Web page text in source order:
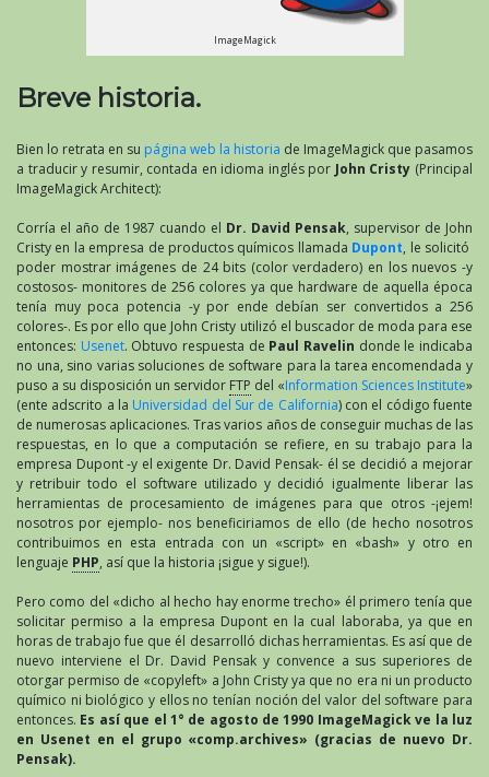
ImageMagick
Breve historia.
Bien lo retrata en su página web la historia de ImageMagick que pasamos
a traducir y resumir, contada en idioma inglés por John Cristy (Principal
ImageMagick Architect):
Corría el año de 1987 cuando el Dr. David Pensak, supervisor de John
Cristy en la empresa de productos químicos llamada Dupont, le solicitó
poder mostrar imágenes de 24 bits (color verdadero) en los nuevos -y
costosos- monitores de 256 colores ya que hardware de aquella época
tenía muy poca potencia -y por ende debían ser convertidos a 256
colores-. Es por ello que John Cristy utilizó el buscador de moda para ese
entonces: Usenet. Obtuvo respuesta de Paul Ravelin donde le indicaba
no una, sino varias soluciones de software para la tarea encomendada y
puso a su disposición un servidor FTP del «Information Sciences Institute»
(ente adscrito a la Universidad del Sur de California) con el código fuente
de numerosas aplicaciones. Tras varios años de conseguir muchas de las
respuestas, en lo que a computación se refiere, en su trabajo para la
empresa Dupont -y el exigente Dr. David Pensak- él se decidió a mejorar
y retribuir todo el software utilizado y decidió igualmente liberar las
herramientas de procesamiento de imágenes para que otros -¡ejem!
nosotros por ejemplo- nos beneficiriamos de ello (de hecho nosotros
contribuimos en esta entrada con un «script» en «bash» y otro en
lenguaje PHP, así que la historia ¡sigue y sigue!).
Pero como del «dicho al hecho hay enorme trecho» él primero tenía que
solicitar permiso a la empresa Dupont en la cual laboraba, ya que en
horas de trabajo fue que él desarrolló dichas herramientas. Es así que de
nuevo interviene el Dr. David Pensak y convence a sus superiores de
otorgar permiso de «copyleft» a John Cristy ya que no era ni un producto
químico ni biológico y ellos no tenían noción del valor del software para
entonces. Es así que el 1° de agosto de 1990 ImageMagick ve la luz
en Usenet en el grupo «comp.archives» (gracias de nuevo Dr.
Pensak).